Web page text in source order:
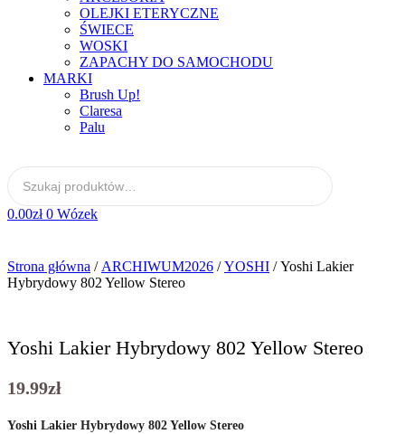
OLEJKI ETERYCZNE
ŚWIECE
WOSKI
ZAPACHY DO SAMOCHODU
MARKI
Brush Up!
Claresa
Palu
0.00zł 0 Wózek
Strona główna / ARCHIWUM2026 /YOSHI / Yoshi Lakier
Hybrydowy 802 Yellow Stereo
Yoshi Lakier Hybrydowy 802 Yellow Stereo
19.99zł
Yoshi Lakier Hybrydowy 802 Yellow Stereo